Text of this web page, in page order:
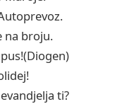
na broju.
ti?